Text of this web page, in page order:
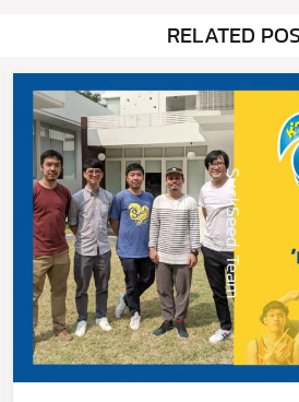
RELATED